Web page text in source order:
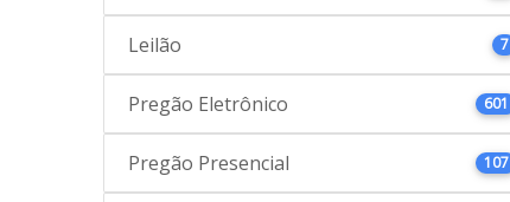
Leilão 7
Pregão Eletrônico 601
Pregão Presencial 107